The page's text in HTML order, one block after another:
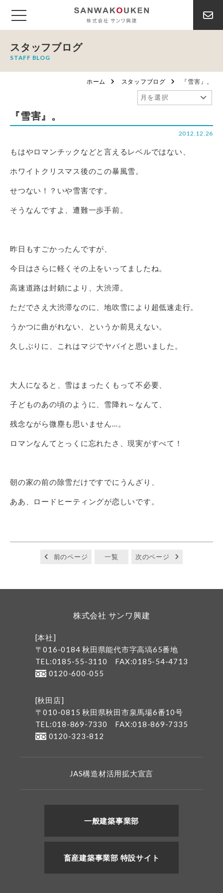
スタッフブログ
STAFF BLOG
ホーム スタッフブログ 『雪害』。
『雪害』。
2012.12.26
もはやロマンチックなどと言えるレベルではない、
ホワイトクリスマス後のこの暴風雪。
せつない！？いや雪害です。
そうなんですよ、遭難一歩手前。
昨日もすごかったんですが、
今日はさらに軽くその上をいってましたね。
高速道路は封鎖により、大渋滞。
ただでさえ大渋滞なのに、地吹雪により超低速走行。
うかつに曲がれない、というか前見えない。
久しぶりに、これはマジでヤバイと思いました。
大人になると、雪はまったくもって不必要、
子どものあの頃のように、雪降れ～なんて、
残念ながら微塵も思いません…。
ロマンなんてとっくに忘れたさ、現実がすべて！
朝の家の前の除雪だけですでにうんざり、
ああ、ロードヒーティングが恋しいです。
前のページ 一覧 次のページ
株式会社 サンワ興建
[本社]
〒016-0184 秋田県能代市字高塙65番地
TEL:0185-55-3110
FAX:0185-54-4713
0120-600-055
[秋田店]
〒010-0815 秋田県秋田市泉馬場6番10号
TEL:018-869-7330
FAX:018-869-7335
0120-323-812
JAS構造材活用拡大宣言
一般建築事業部
畜産建築事業部 特設サイト